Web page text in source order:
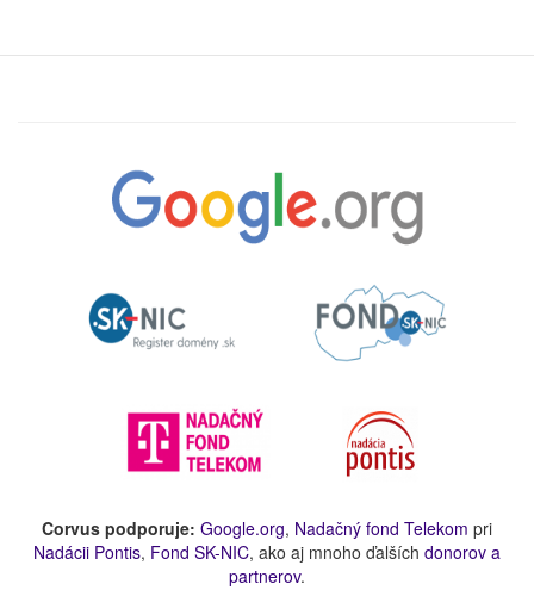
Corvus podporuje: Google.org, Nadačný fond Telekom pri
Nadácii Pontis, Fond SK-NIC, ako aj mnoho ďalších donorov a
partnerov.